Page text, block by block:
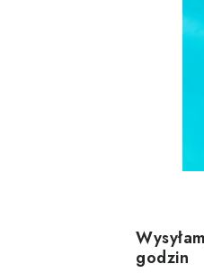
godzin